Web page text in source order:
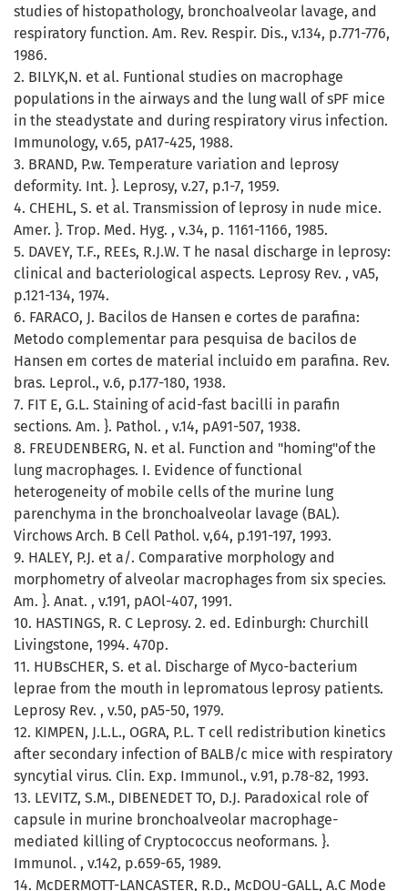
studies of histopathology, bronchoalveolar lavage, and
respiratory function. Am. Rev. Respir. Dis., v.134, p.771-776,
1986.
2. BILYK,N. et al. Funtional studies on macrophage
populations in the airways and the lung wall of sPF mice
in the steadystate and during respiratory virus infection.
Immunology, v.65, pA17-425, 1988.
3. BRAND, P.w. Temperature variation and leprosy
deformity. Int. }. Leprosy, v.27, p.1-7, 1959.
4. CHEHL, S. et al. Transmission of leprosy in nude mice.
Amer. }. Trop. Med. Hyg. , v.34, p. 1161-1166, 1985.
5. DAVEY, T.F., REEs, R.J.W. T he nasal discharge in leprosy:
clinical and bacteriological aspects. Leprosy Rev. , vA5,
p.121-134, 1974.
6. FARACO, J. Bacilos de Hansen e cortes de parafina:
Metodo complementar para pesquisa de bacilos de
Hansen em cortes de material incluido em parafina. Rev.
bras. Leprol., v.6, p.177-180, 1938.
7. FIT E, G.L. Staining of acid-fast bacilli in parafin
sections. Am. }. Pathol. , v.14, pA91-507, 1938.
8. FREUDENBERG, N. et al. Function and "homing"of the
lung macrophages. I. Evidence of functional
heterogeneity of mobile cells of the murine lung
parenchyma in the bronchoalveolar lavage (BAL).
Virchows Arch. B Cell Pathol. v,64, p.191-197, 1993.
9. HALEY, P.J. et a/. Comparative morphology and
morphometry of alveolar macrophages from six species.
Am. }. Anat. , v.191, pAOl-407, 1991.
10. HASTINGS, R. C Leprosy. 2. ed. Edinburgh: Churchill
Livingstone, 1994. 470p.
11. HUBsCHER, S. et al. Discharge of Myco-bacterium
leprae from the mouth in lepromatous leprosy patients.
Leprosy Rev. , v.50, pA5-50, 1979.
12. KIMPEN, J.L.L., OGRA, P.L. T cell redistribution kinetics
after secondary infection of BALB/c mice with respiratory
syncytial virus. Clin. Exp. Immunol., v.91, p.78-82, 1993.
13. LEVITZ, S.M., DIBENEDET TO, D.J. Paradoxical role of
capsule in murine bronchoalveolar macrophage-
mediated killing of Cryptococcus neoformans. }.
Immunol. , v.142, p.659-65, 1989.
14. McDERMOTT-LANCASTER, R.D., McDOU-GALL, A.C Mode